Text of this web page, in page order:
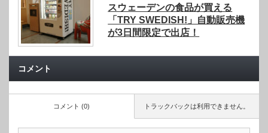
スウェーデンの食品が買える
「TRY SWEDISH!」自動販売機
が3日間限定で出店！
コメント
トラックバックは利用できません。
コメント (0)